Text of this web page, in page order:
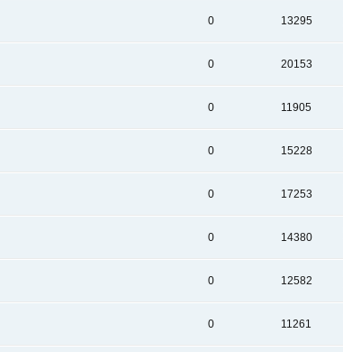
0 13295
0 20153
0 11905
0 15228
0 17253
0 14380
0 12582
0 11261